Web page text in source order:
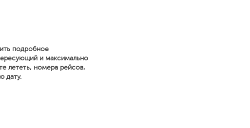
подробное
и максимально
лететь, номера рейсов,
дату.